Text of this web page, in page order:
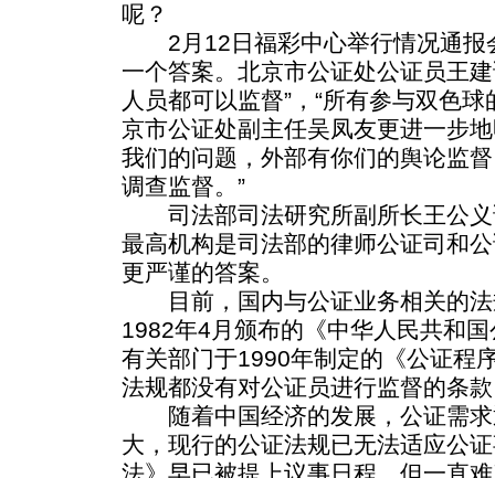
呢？
2月12日福彩中心举行情况通报
一个答案。北京市公证处公证员王
人员都可以监督”，“所有参与双色
京市公证处副主任吴凤友更进一步
我们的问题，外部有你们的舆论监
调查监督。”
司法部司法研究所副所长王公义
最高机构是司法部的律师公证司和
更严谨的答案。
目前，国内与公证业务相关的法
1982年4月颁布的《中华人民共和
有关部门于1990年制定的《公证程
法规都没有对公证员进行监督的条
随着中国经济的发展，公证需求
大，现行的公证法规已无法适应公